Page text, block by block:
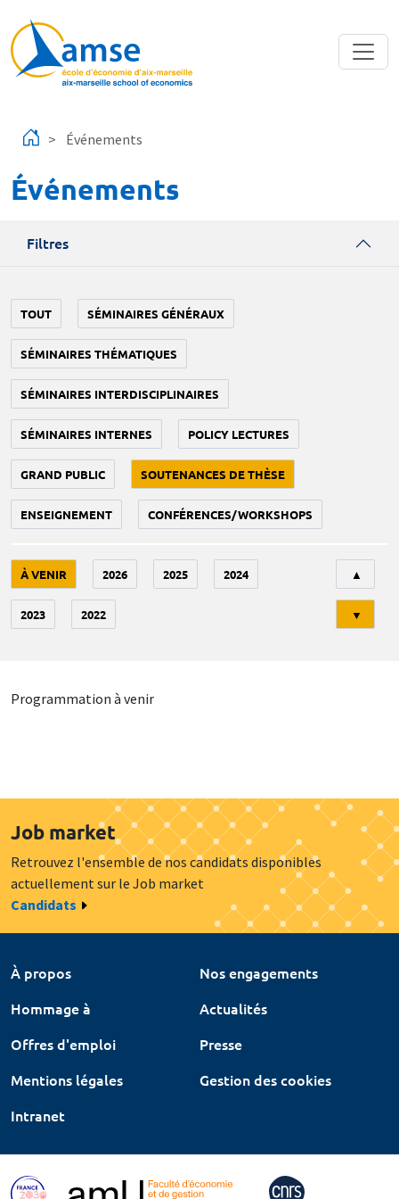
Événements
Événements
Filtres
TOUT SÉMINAIRES GÉNÉRAUX
SÉMINAIRES THÉMATIQUES
SÉMINAIRES INTERDISCIPLINAIRES
SÉMINAIRES INTERNES POLICY LECTURES
GRAND PUBLIC SOUTENANCES DE THÈSE
ENSEIGNEMENT CONFÉRENCES/WORKSHOPS
À VENIR 2026 2025 2024
2023 2022
▲
▼
Programmation à venir
Job market
Retrouvez l'ensemble de nos candidats disponibles
actuellement sur le Job market
Candidats
À propos
Nos engagements
Hommage à
Actualités
Offres d'emploi
Presse
Mentions légales
Gestion des cookies
Intranet